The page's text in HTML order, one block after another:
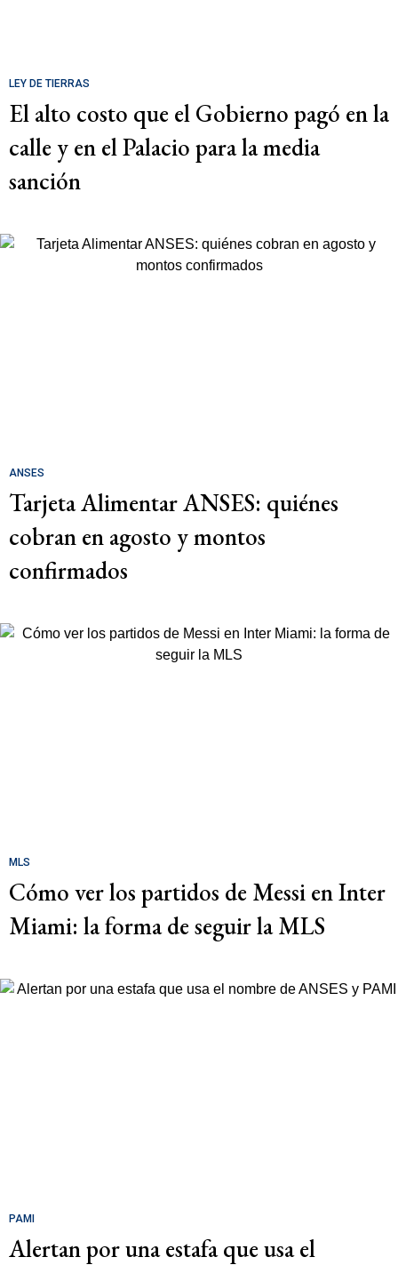
LEY DE TIERRAS
El alto costo que el Gobierno pagó en la
calle y en el Palacio para la media
sanción
ANSES
Tarjeta Alimentar ANSES: quiénes
cobran en agosto y montos
confirmados
MLS
Cómo ver los partidos de Messi en Inter
Miami: la forma de seguir la MLS
PAMI
Alertan por una estafa que usa el